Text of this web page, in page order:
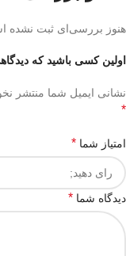
هنوز بررسی‌ای ثبت نشده
اولین کسی باشید که
نشانی ایمیل شما منتشر
*
امتیاز شما *
دیدگاه شما *